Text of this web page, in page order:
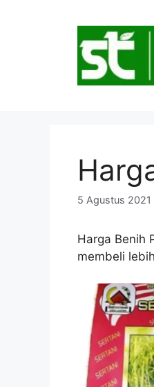
5 Agustus 2021
Harga Benih
membeli